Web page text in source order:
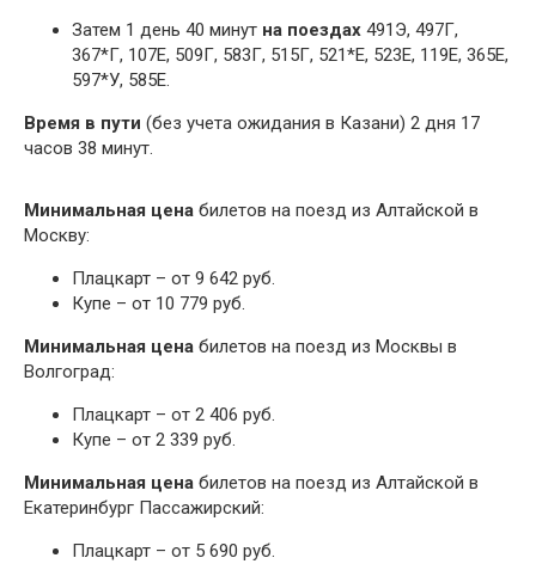
Затем 1 день 40 минут на поездах 491Э, 497Г,
367*Г, 107Е, 509Г, 583Г, 515Г, 521*Е, 523Е, 119Е, 365Е,
597*У, 585Е.
Время в пути (без учета ожидания в Казани) 2 дня 17
часов 38 минут.
Минимальная цена билетов на поезд из Алтайской в
Москву:
Плацкарт – от 9 642 руб.
Купе – от 10 779 руб.
Минимальная цена билетов на поезд из Москвы в
Волгоград:
Плацкарт – от 2 406 руб.
Купе – от 2 339 руб.
Минимальная цена билетов на поезд из Алтайской в
Екатеринбург Пассажирский:
Плацкарт – от 5 690 руб.